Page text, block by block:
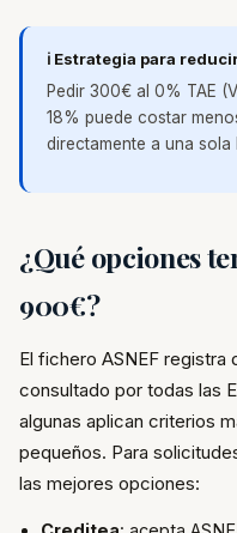
ℹ️ Estrategia para
Pedir 300€ al 0% TAE
18% puede costar
directamente a una sola
¿Qué opciones
900€?
El fichero ASNEF registra
consultado por todas las
algunas aplican criterios
pequeños. Para
las mejores opciones: